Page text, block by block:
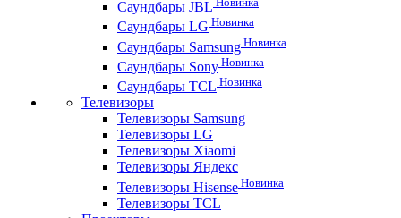
Саундбары JBL
Саундбары LG Новинка
Саундбары Samsung Новинка
Саундбары Sony Новинка
Саундбары TCL Новинка
Телевизоры
Телевизоры Samsung
Телевизоры LG
Телевизоры Xiaomi
Телевизоры Яндекс
Телевизоры Hisense Новинка
Телевизоры TCL